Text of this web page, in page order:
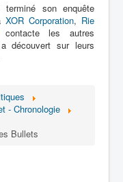
ト)
terminé son enquête
XOR Corporation, Rie
contacte les autres
découvert sur leurs
- Chronologie
Bullets